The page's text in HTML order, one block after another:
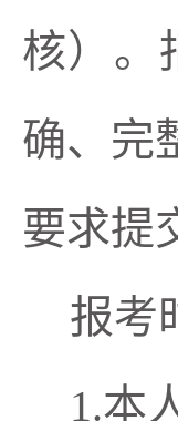
核）。
确、完
要求提
报考
1.本